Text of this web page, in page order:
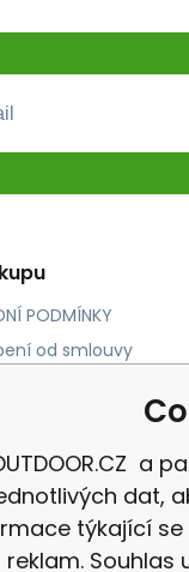
PODMÍNKY
od smlouvy
osobních údajů
a
dat,
týkající
reklam. Souhlas